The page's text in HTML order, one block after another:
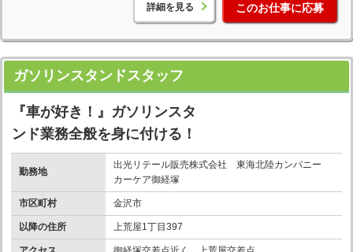
詳細を見る このお仕事に応募
ガソリンスタンドスタッフ
『車が好き！』ガソリンスタ
ンド業務全般を身に付ける！
勤務地
出光リテール販売株式会社 東海北陸カンパニー
カーケア御経塚
市区町村 金沢市
以降の住所 上荒屋1丁目397